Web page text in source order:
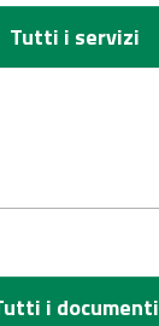
Tutti i servizi
i documenti